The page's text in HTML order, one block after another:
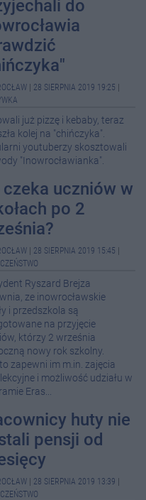
do
28 SIERPNIA 2019 19:25
już pizzę i kebaby, teraz
kolej na "chińczyka".
youtuberzy skosztowali
"Inowrocławianka".
czeka uczniów w
po 2
28 SIERPNIA 2019 15:45
Ryszard Brejza
ze inowrocławskie
i przedszkola są
na przyjęcie
którzy 2 września
nowy rok szkolny.
zapewni im m.in. zajęcia
i możliwość udziału w
Eras...
huty nie
pensji od
28 SIERPNIA 2019 13:39